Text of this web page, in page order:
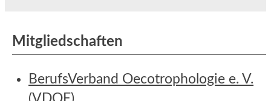
Mitgliedschaften
BerufsVerband Oecotrophologie e. V.